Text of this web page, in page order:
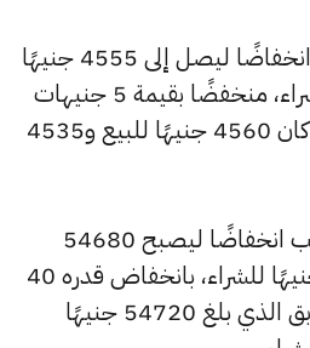
كما سجل سعر عيار 14 انخفاضًا ليصل إلى 4555 جنيهًا
للبيع و4530 جنيهًا للشراء، منخفضًا بقيمة 5 جنيهات
عن السعر السابق الذي كان 4560 جنيهًا للبيع و4535
وشهد سعر الجنيه الذهب انخفاضًا ليصبح 54680
جنيهًا للبيع و54360 جنيهًا للشراء، بانخفاض قدره 40
جنيهات عن السعر السابق الذي بلغ 54720 جنيهًا